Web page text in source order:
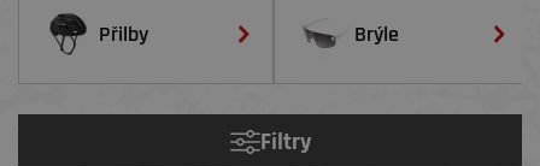
Přilby Brýle
Filtry